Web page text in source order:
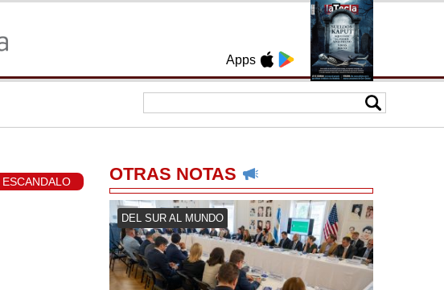
Apps
ESCANDALO OTRAS NOTAS
DEL SUR AL MUNDO